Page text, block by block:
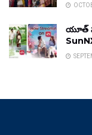
యూత్